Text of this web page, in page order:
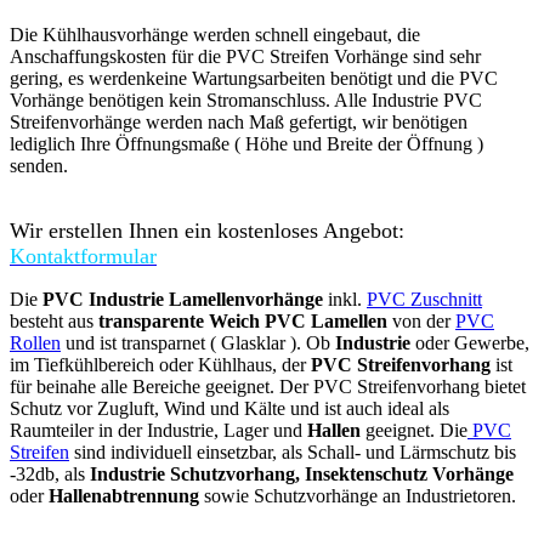
Die Kühlhausvorhänge werden schnell eingebaut, die
Anschaffungskosten für die PVC Streifen Vorhänge sind sehr
gering, es werdenkeine Wartungsarbeiten benötigt und die PVC
Vorhänge benötigen kein Stromanschluss. Alle Industrie PVC
Streifenvorhänge werden nach Maß gefertigt, wir benötigen
lediglich Ihre Öffnungsmaße ( Höhe und Breite der Öffnung )
senden.
Wir erstellen Ihnen ein kostenloses Angebot:
Kontaktformular
Die PVC Industrie Lamellenvorhänge inkl. PVC Zuschnitt
besteht aus transparente Weich PVC Lamellen von derPVC
Rollen und ist transparnet ( Glasklar ). Ob Industrie oder Gewerbe,
im Tiefkühlbereich oder Kühlhaus, derPVC Streifenvorhang ist
für beinahe alle Bereiche geeignet. Der PVC Streifenvorhang bietet
Schutz vor Zugluft, Wind und Kälte und ist auch ideal als
Raumteiler in der Industrie, Lager und Hallen geeignet. Die PVC
Streifen sind individuell einsetzbar, als Schall- und Lärmschutz bis
-32db, als Industrie Schutzvorhang, Insektenschutz Vorhänge
oderHallenabtrennung sowie Schutzvorhänge an Industrietoren.